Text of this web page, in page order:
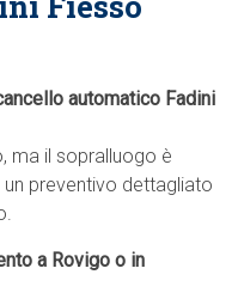
automatico Fadini
ma il sopralluogo è
preventivo dettagliato
a Rovigo o in